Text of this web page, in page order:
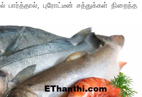
பார்த்தால், புரோட்டீன் சத்துக்கள் நிறைந்த